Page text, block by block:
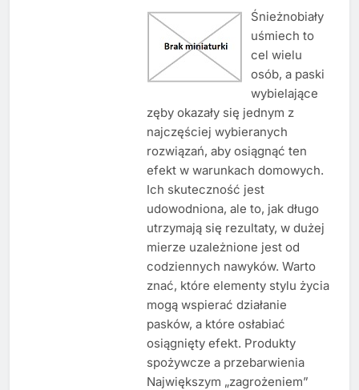
Śnieżnobiały
uśmiech to
cel wielu
osób, a paski
wybielające
zęby okazały się jednym z
najczęściej wybieranych
rozwiązań, aby osiągnąć ten
efekt w warunkach domowych.
Ich skuteczność jest
udowodniona, ale to, jak długo
utrzymają się rezultaty, w dużej
mierze uzależnione jest od
codziennych nawyków. Warto
znać, które elementy stylu życia
mogą wspierać działanie
pasków, a które osłabiać
osiągnięty efekt. Produkty
spożywcze a przebarwienia
Największym „zagrożeniem”